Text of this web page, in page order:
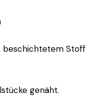
beschichtetem Stoff
genäht.